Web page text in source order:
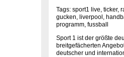
Tags: sport1 live, ticker,
gucken, liverpool,
programm, fussball
Sport 1 ist der größte
breitgefächerten
deutscher und